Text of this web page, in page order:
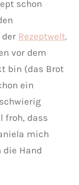
schon
Rezeptwelt.
vor dem
bin (das Brot
ein
froh, dass
mich
die Hand